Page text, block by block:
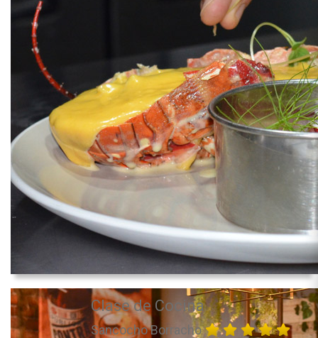
Clase de Cocina
Sancocho Borracho